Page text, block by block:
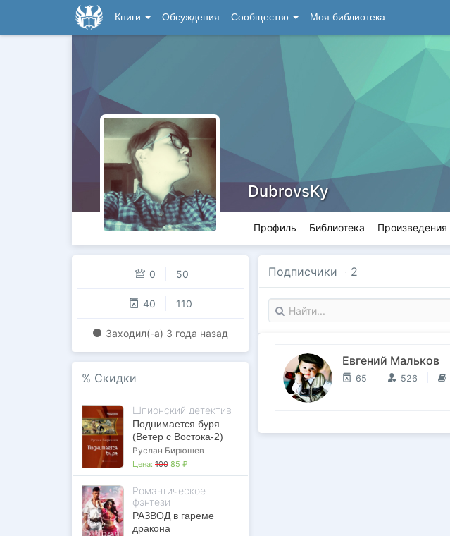
Книги Обсуждения Сообщество Моя библиотека
DubrovsKy
Профиль Библиотека Произведения
0 50
40 110
Заходил(-a) 3 года назад
% Скидки
Шпионский детектив
Поднимается буря
(Ветер с Востока-2)
Руслан Бирюшев
Цена: 100 85 ₽
Романтическое
фэнтези
РАЗВОД в гареме
дракона
Подписчики · 2
Евгений Мальков
65 526